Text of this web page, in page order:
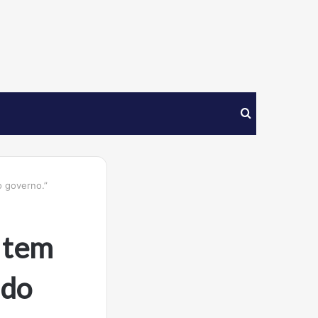
Procurar
governo.”